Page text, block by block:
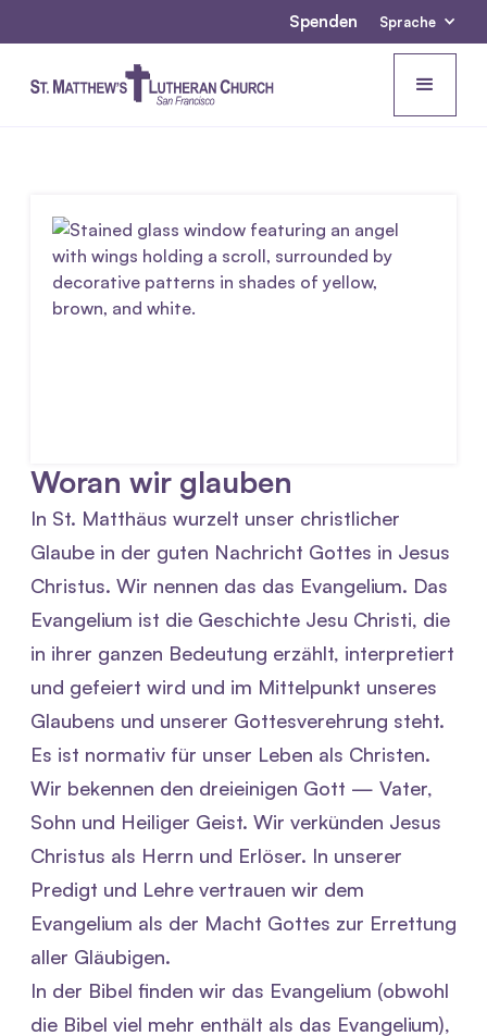
Spenden Sprache
Woran wir glauben
In St. Matthäus wurzelt unser christlicher
Glaube in der guten Nachricht Gottes in Jesus
Christus. Wir nennen das das Evangelium. Das
Evangelium ist die Geschichte Jesu Christi, die
in ihrer ganzen Bedeutung erzählt, interpretiert
und gefeiert wird und im Mittelpunkt unseres
Glaubens und unserer Gottesverehrung steht.
Es ist normativ für unser Leben als Christen.
Wir bekennen den dreieinigen Gott — Vater,
Sohn und Heiliger Geist. Wir verkünden Jesus
Christus als Herrn und Erlöser. In unserer
Predigt und Lehre vertrauen wir dem
Evangelium als der Macht Gottes zur Errettung
aller Gläubigen.
In der Bibel finden wir das Evangelium (obwohl
die Bibel viel mehr enthält als das Evangelium),